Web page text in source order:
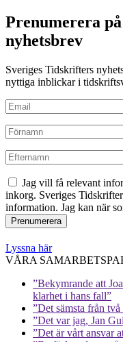
Prenumerera
nyhetsbrev
Sveriges Tidskrifters
nyttiga inblickar i
Jag vill få relevant
inkorg. Sveriges
information. Jag kan när
Lyssna här
VÅRA
”Bekymrande att
klarhet i hans fall”
”Det sämsta från
”Det var jag, Jan
”Det är vårt ansvar